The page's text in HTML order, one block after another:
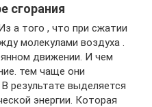
сгорания
а того , что при сжатии
молекулами воздуха .
движении. И чем
тем чаще они
результате выделяется
энергии. Которая